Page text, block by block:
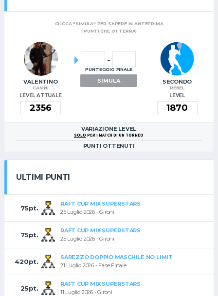
CLICCA "SIMULA" PER SAPERE IN ANTEPRIMA
I PUNTI CHE OTTERRAI
VALENTINO
CANINI
LEVEL ATTUALE
-
PUNTEGGIO FINALE
SIMULA SECONDO
REBEL
LEVEL
VARIAZIONE LEVEL
SOLO PER I MATCH DI UN TORNEO
PUNTI OTTENUTI
ULTIMI PUNTI
75pt.
RAFT CUP MIX SUPERSTARS
25 Luglio 2026 - Gironi
75pt.
RAFT CUP MIX SUPERSTARS
25 Luglio 2026 - Gironi
420pt.
SAREZZO DOPPIO MASCHILE NO LIMIT
21 Luglio 2026 - Fase Finale
25pt.
RAFT CUP MIX SUPERSTARS
11 Luglio 2026 - Gironi